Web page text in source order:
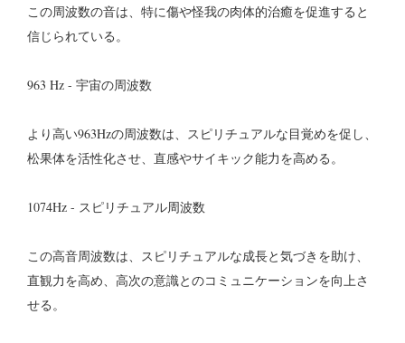
この周波数の音は、特に傷や怪我の肉体的治癒を促進すると
信じられている。
963 Hz - 宇宙の周波数
より高い963Hzの周波数は、スピリチュアルな目覚めを促し、
松果体を活性化させ、直感やサイキック能力を高める。
1074Hz - スピリチュアル周波数
この高音周波数は、スピリチュアルな成長と気づきを助け、
直観力を高め、高次の意識とのコミュニケーションを向上さ
せる。